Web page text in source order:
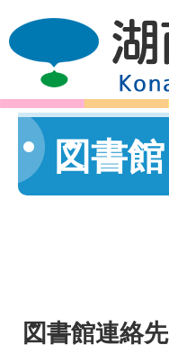
図書館
図書館連絡先